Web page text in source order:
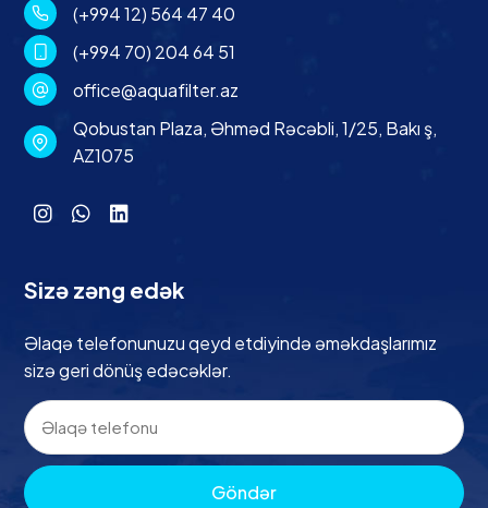
(+994 12) 564 47 40
(+994 70) 204 64 51
office@aquafilter.az
Qobustan Plaza, Əhməd Rəcəbli, 1/25, Bakı ş,
AZ1075
Sizə zəng edək
Əlaqə telefonunuzu qeyd etdiyində əməkdaşlarımız
sizə geri dönüş edəcəklər.
Göndər